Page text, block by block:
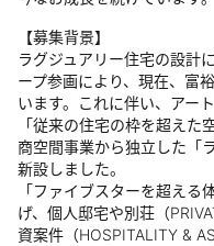
【募集背景】
ラグジュアリー住宅の設計
ープ参画により、現在、富
います。これに伴い、アー
「従来の住宅の枠を超えた
商空間事業から独立した「
新設しました。
「ファイブスターを超え
げ、個人邸宅や別荘（
資案件（HOSPITALITY &